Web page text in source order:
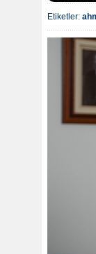
Etiketler: